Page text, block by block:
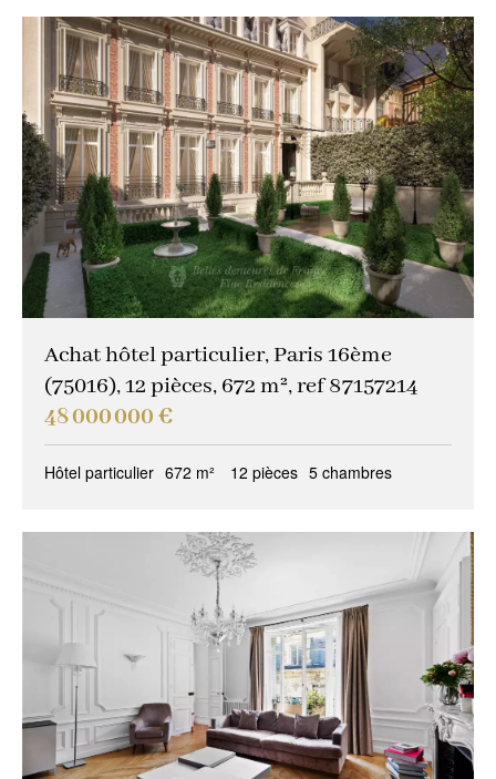
Achat hôtel particulier, Paris 16ème
(75016), 12 pièces, 672 m², ref 87157214
48 000 000 €
Hôtel particulier 672 m² 12 pièces 5 chambres